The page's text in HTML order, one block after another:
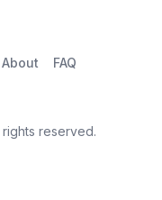
About FAQ
reserved.